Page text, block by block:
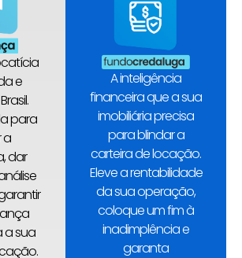
e
para
a
dar
a sua
A inteligência
financeira que a sua
imobiliária precisa
para blindar a
carteira de locação.
Eleve a rentabilidade
da sua operação,
coloque um fim à
inadimplência e
garanta